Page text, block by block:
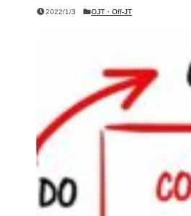
2022/1/3 OJT・Off-JT